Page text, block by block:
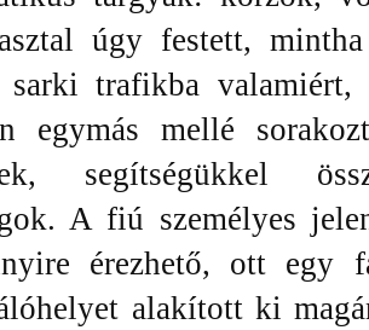
úgy festett,
trafikba
egymás mellé
segítségükkel
A fiú személyes
érezhető, ott egy
alakított ki